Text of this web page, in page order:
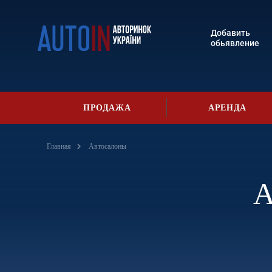
Добавить
обьявление
ПРОДАЖА АРЕНДА
Главная Автосалоны